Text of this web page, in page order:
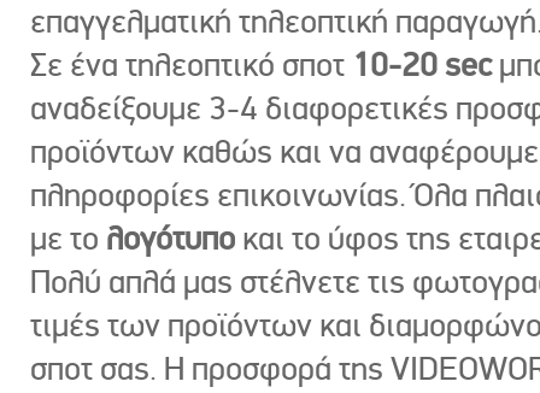
επαγγελματική τηλεοπτική
Σε ένα τηλεοπτικό σποτ 10-20 sec
αναδείξουμε 3-4 διαφορετικές
προϊόντων καθώς και να
πληροφορίες επικοινωνίας. Όλα
με το λογότυπο και το ύφος της
Πολύ απλά μας στέλνετε τις
τιμές των προϊόντων και
σποτ σας. Η προσφορά της